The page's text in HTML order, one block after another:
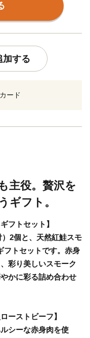
加する
ード
主役。贅沢を
ギフト。
フトセット】
2個と、天然紅鮭スモ
フトセットです。赤身
彩り美しいスモーク
かに彩る詰め合わせ
ーストビーフ】
シーな赤身肉を使